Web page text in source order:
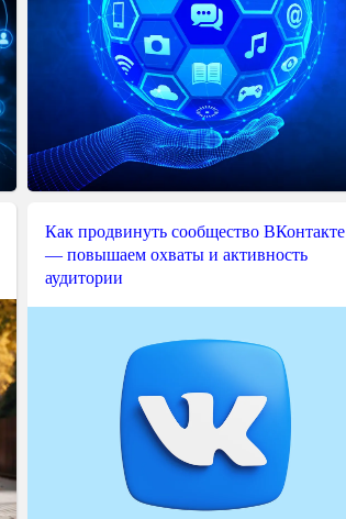
Как продвинуть сообщество ВКонтакте
— повышаем охваты и активность
аудитории